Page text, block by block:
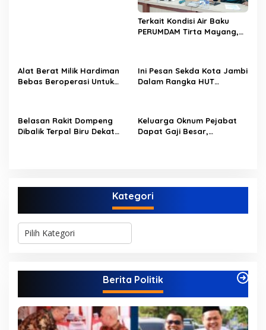
Terkait Kondisi Air Baku
PERUMDAM Tirta Mayang,
Alat Berat Milik Hardiman
Bebas Beroperasi Untuk
Ini Pesan Sekda Kota Jambi
Dalam Rangka HUT
Belasan Rakit Dompeng
Dibalik Terpal Biru Dekat
Keluarga Oknum Pejabat
Dapat Gaji Besar,
Kategori
K
g
Berita Politik